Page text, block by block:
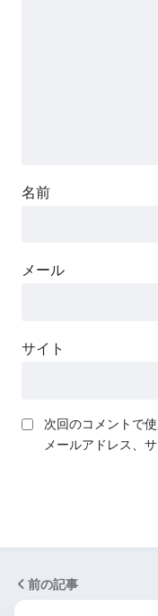
名前
メール
サイト
次回のコメントで
メールアドレス、
前の記事